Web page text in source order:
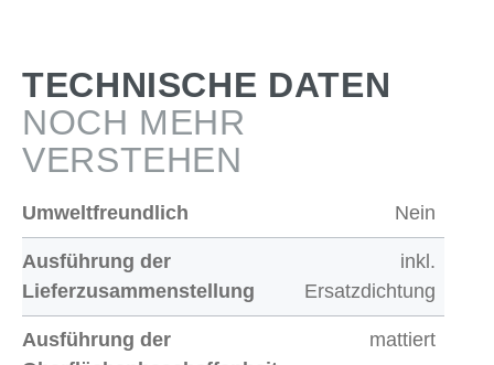
TECHNISCHE DATEN
NOCH MEHR
VERSTEHEN
Umweltfreundlich Nein
Ausführung der
Lieferzusammenstellung
inkl.
Ersatzdichtung
Ausführung der
mattiert